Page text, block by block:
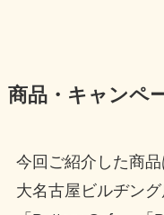
商品・キャンペ
今回ご紹介した商
大名古屋ビルヂン